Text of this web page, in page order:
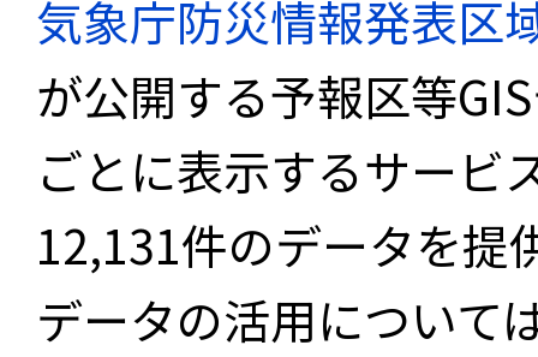
気象庁防災情報発表区
が公開する予報区等
ごとに表示するサービ
12,131件のデータを提
データの活用について